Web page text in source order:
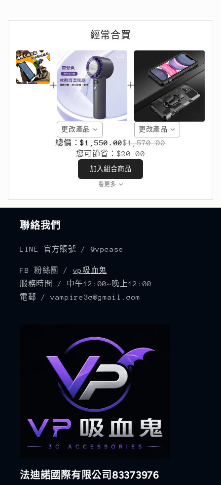
經常合買
更改產品 更改產品
總價：$1,550.00$1,570.00
您可節省： $20.00
加入組合商品
看更多
聯絡我們
LINE 官方賬號 / @vpcase
FB 粉絲團 / vp吸血鬼
服務時間 / 中午12:00~晚上12:00
電郵 / vampire3c@gmail.com
法迪諾國際有限公司83373976